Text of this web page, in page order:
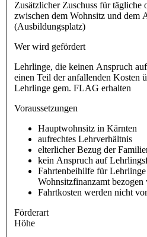
Zusätzlicher Zuschuss für tägliche
zwischen dem Wohnsitz und dem
(Ausbildungsplatz)
Wer wird gefördert
Lehrlinge, die keinen Anspruch
einen Teil der anfallenden Kosten
Lehrlinge gem. FLAG erhalten
Voraussetzungen
Hauptwohnsitz in Kärnten
aufrechtes Lehrverhältnis
elterlicher Bezug der
kein Anspruch auf
Fahrtenbeihilfe für
Wohnsitzfinanzamt bezogen
Fahrtkosten werden nicht
Förderart
Höhe